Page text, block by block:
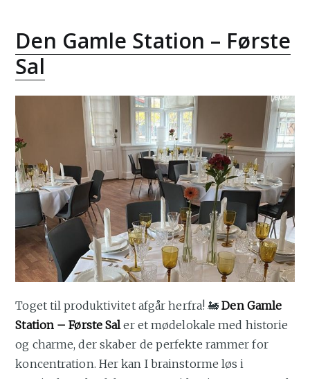
Den Gamle Station – Første
Sal
Toget til produktivitet afgår herfra! 🚂Den Gamle
Station – Første Saler et mødelokale med historie
og charme, der skaber de perfekte rammer for
koncentration. Her kan I brainstorme løs i